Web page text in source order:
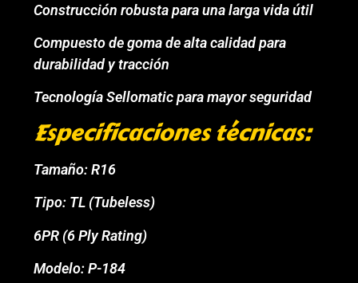
Construcción robusta para una larga vida útil
Compuesto de goma de alta calidad para
durabilidad y tracción
Tecnología Sellomatic para mayor seguridad
Especificaciones técnicas:
Tamaño: R16
Tipo: TL (Tubeless)
6PR (6 Ply Rating)
Modelo: P-184